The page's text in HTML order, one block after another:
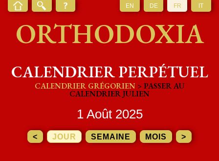
EN DE FR IT
ORTHODOXIA
CALENDRIER PERPÉTUEL
CALENDRIER GRÉGORIEN > PASSER AU
CALENDRIER JULIEN
1 Août 2025
< JOUR SEMAINE MOIS >